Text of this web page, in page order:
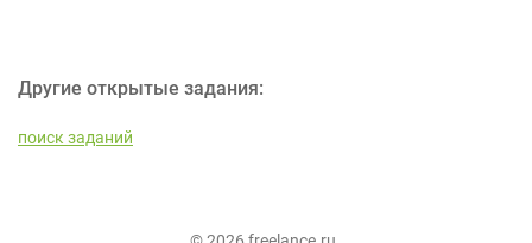
Другие открытые задания:
поиск заданий